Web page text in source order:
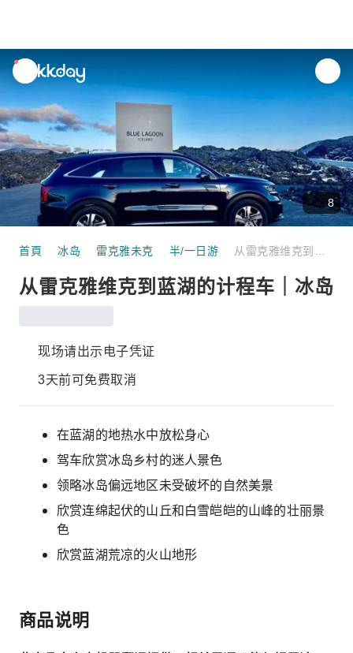
unread
notifications
8
首頁 冰岛 雷克雅未克 半/一日游
从雷克雅维克到蓝湖的计程车｜冰岛
现场请出示电子凭证
3天前可免费取消
在蓝湖的地热水中放松身心
驾车欣赏冰岛乡村的迷人景色
领略冰岛偏远地区未受破坏的自然美景
欣赏连绵起伏的山丘和白雪皑皑的山峰的壮丽景
色
欣赏蓝湖荒凉的火山地形
商品说明